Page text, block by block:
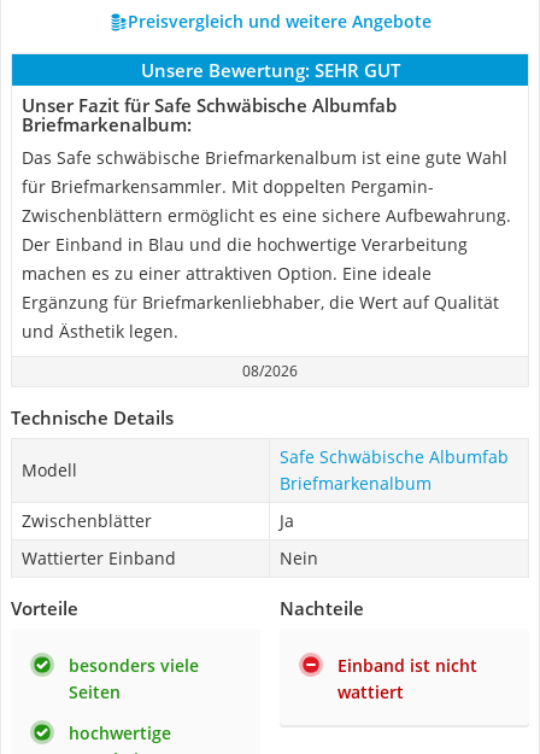
Preisvergleich und weitere Angebote
Unsere Bewertung: SEHR GUT
Unser Fazit für Safe Schwäbische Albumfab
Briefmarkenalbum:
Das Safe schwäbische Briefmarkenalbum ist eine gute Wahl
für Briefmarkensammler. Mit doppelten Pergamin-
Zwischenblättern ermöglicht es eine sichere Aufbewahrung.
Der Einband in Blau und die hochwertige Verarbeitung
machen es zu einer attraktiven Option. Eine ideale
Ergänzung für Briefmarkenliebhaber, die Wert auf Qualität
und Ästhetik legen.
08/2026
Technische Details
Modell
Safe Schwäbische Albumfab
Briefmarkenalbum
Zwischenblätter
Ja
Wattierter Einband
Nein
Vorteile
besonders viele
Seiten
hochwertige
Nachteile
Einband ist nicht
wattiert